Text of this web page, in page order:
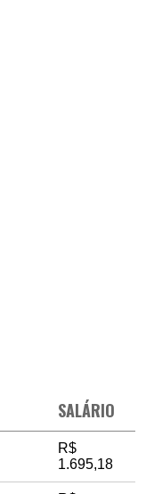
SALÁRIO
R$
1.695,18